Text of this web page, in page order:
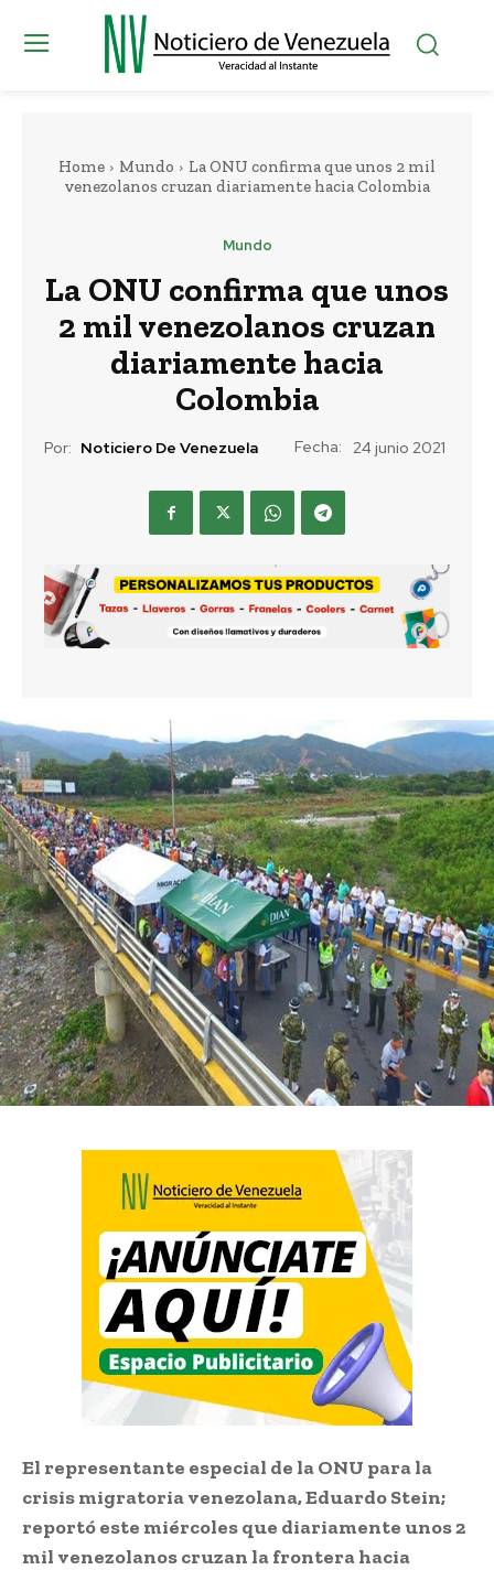
Home Mundo
La ONU confirma que unos 2 mil
venezolanos cruzan diariamente hacia Colombia
Mundo
La ONU confirma que unos
2 mil venezolanos cruzan
diariamente hacia
Colombia
Por: Noticiero De Venezuela Fecha: 24 junio 2021
El representante especial de la ONU para la
crisis migratoria venezolana, Eduardo Stein;
reportó este miércoles que diariamente unos 2
mil venezolanos cruzan la frontera hacia